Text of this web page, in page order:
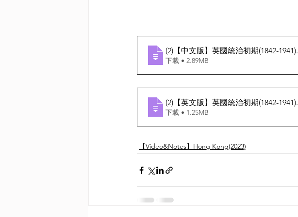
(2)【中文版】英國統治初期(1842-1941).
下載 • 2.89MB
(2)【英文版】英國統治初期(1842-1941).
下載 • 1.25MB
【Video&Notes】Hong Kong(2023)